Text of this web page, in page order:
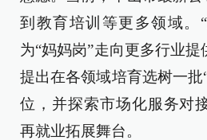
到教育培训等更多领域。
为“妈妈岗”走向更多行业
提出在各领域培育选树一批
位，并探索市场化服务对
再就业拓展舞台。